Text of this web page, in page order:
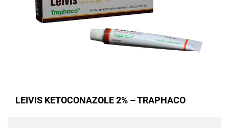
LEIVIS KETOCONAZOLE 2% – TRAPHACO